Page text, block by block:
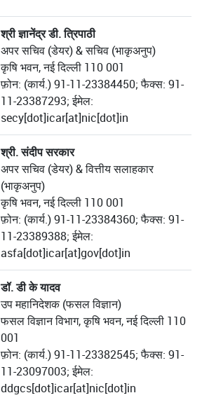
श्री ज्ञानेंद्र डी. त्रिपाठी
अपर सचिव (डेयर) & सचिव (भाकृअनुप)
कृषि भवन, नई दिल्ली 110 001
फ़ोन: (कार्य.) 91-11-23384450; फैक्स: 91-
11-23387293; ईमेल:
secy[dot]icar[at]nic[dot]in
श्री. संदीप सरकार
अपर सचिव (डेयर) & वित्तीय सलाहकार
(भाकृअनुप)
कृषि भवन, नई दिल्ली 110 001
फ़ोन: (कार्य.) 91-11-23384360; फैक्स: 91-
11-23389388; ईमेल:
asfa[dot]icar[at]gov[dot]in
डॉ. डी के यादव
उप महानिदेशक (फसल विज्ञान)
फसल विज्ञान विभाग, कृषि भवन, नई दिल्ली 110
001
फ़ोन: (कार्य.) 91-11-23382545; फैक्स: 91-
11-23097003; ईमेल:
ddgcs[dot]icar[at]nic[dot]in